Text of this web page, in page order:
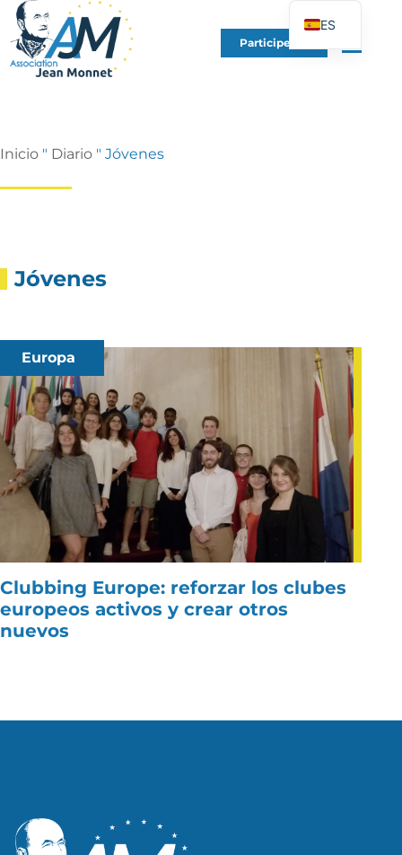
Participe en
Inicio " Diario " Jóvenes
Jóvenes
Europa
Clubbing Europe: reforzar los clubes
europeos activos y crear otros
nuevos
ES
FR